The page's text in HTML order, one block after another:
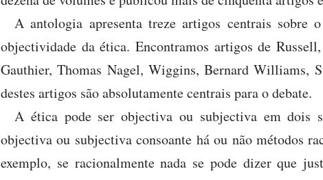
A antologia apresenta treze artigos centrais sobre
objectividade da ética. Encontramos artigos de
Gauthier, Thomas Nagel, Wiggins, Bernard Williams,
destes artigos são absolutamente centrais para o debate.
A ética pode ser objectiva ou subjectiva em dois
objectiva ou subjectiva consoante há ou não métodos
exemplo, se racionalmente nada se pode dizer que